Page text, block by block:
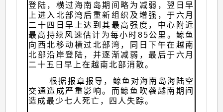
登陆，横过海南岛期间略为减弱，翌日早
上进入北部湾后重新组织及增强，于六月
二十四日早上达到其最高强度，中心附近
最高持续风速估计为每小时85公里。鲸鱼
向西北移动横过北部湾，同日下午在越南
北部沿岸登陆，并逐渐减弱，最后于六月
二十五日早上在越南北部消散。
根据报章报导，鲸鱼对海南岛海陆空
交通造成严重影响。而鲸鱼吹袭越南期间
造成最少七人死亡，四人失踪。